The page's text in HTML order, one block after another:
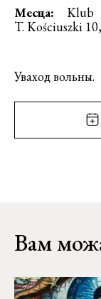
Месца: Klub
T. Kościuszki
Уваход вольны.
Вам